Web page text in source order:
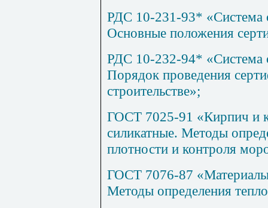
РДС 10-231-93* «Система
Основные положения
РДС 10-232-94* «Система
Порядок проведения
строительстве»;
ГОСТ 7025-91 «Кирпич и
силикатные. Методы
плотности и контроля
ГОСТ 7076-87 «Материалы
Методы определения